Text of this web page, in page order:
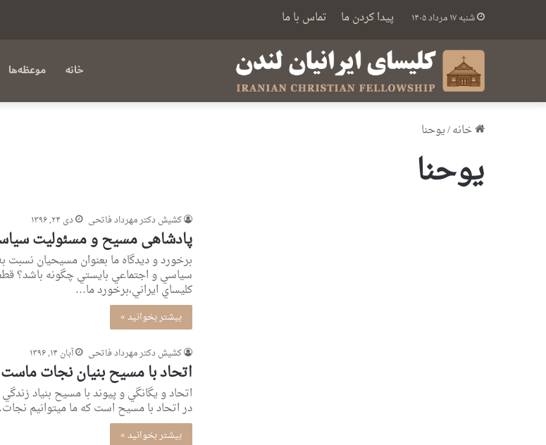
شنبه ۱۷ مرداد ۱۴۰۵ پیدا کردن ما تماس با ما
خانه موعظه‌ها
خانه/یوحنا
یوحنا
کشیش دکتر مهرداد فاتحی دی ۲۴, ۱۳۹۶
پادشاهی مسیح و مسئولیت
برخورد و ديدگاه ما بعنوان مسيحيان نسبت
سياسي و اجتماعي بايستي چگونه باشد؟
كليساي ايراني،برخورد ما…
بیشتر بخوانید »
کشیش دکتر مهرداد فاتحی آبان ۱۴, ۱۳۹۶
اتحاد با مسیح بنیان نجات ماست
اتحاد و يگانگي و پيوند با مسيح بنياد
در اتحاد با مسيح است كه ما ميتوانيم
بیشتر بخوانید »